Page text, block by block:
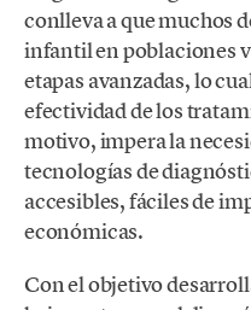
conlleva a que muchos
infantil en poblaciones
etapas avanzadas, lo
efectividad de los
motivo, impera la
tecnologías de
accesibles, fáciles de
económicas.
Con el objetivo